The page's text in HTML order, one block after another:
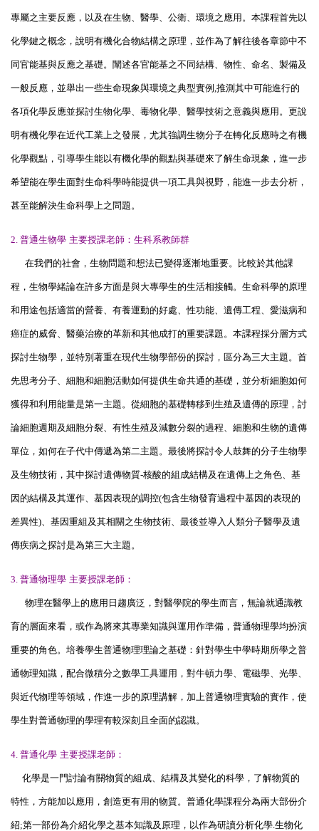
專屬之主要反應，以及在生物、醫學、公衛、環境之應用。本課程首先以
化學鍵之概念，說明有機化合物結構之原理，並作為了解往後各章節中不
同官能基與反應之基礎。闡述各官能基之不同結構、物性、命名、製備及
一般反應，並舉出一些生命現象與環境之典型實例 推測其中可能進行的
各項化學反應並探討生物化學、毒物化學、醫學技術之意義與應用。更說
明有機化學在近代工業上之發展，尤其強調生物分子在轉化反應時之有機
化學觀點，引導學生能以有機化學的觀點與基礎來了解生命現象，進一步
希望能在學生面對生命科學時能提供一項工具與視野，能進一步去分析，
甚至能解決生命科學上之問題。
2. 普通生物學 主要授課老師：生科系教師群
在我們的社會，生物問題和想法已變得逐漸地重要。比較於其他課
程，生物學緒論在許多方面是與大專學生的生活相接觸。生命科學的原理
和用途包括適當的營養、有養運動的好處、性功能、遺傳工程、愛滋病和
癌症的威脅、醫藥治療的革新和其他成打的重要課題。本課程採分層方式
探討生物學，並特別著重在現代生物學部份的探討，區分為三大主題。首
先思考分子、細胞和細胞活動如何提供生命共通的基礎，並分析細胞如何
獲得和利用能量是第一主題。從細胞的基礎轉移到生殖及遺傳的原理，討
論細胞週期及細胞分裂、有性生殖及減數分裂的過程、細胞和生物的遺傳
單位，如何在子代中傳遞為第二主題。最後將探討令人鼓舞的分子生物學
及生物技術，其中探討遺傳物質-核酸的組成結構及在遺傳上之角色、基
因的結構及其運作、基因表現的調控(包含生物發育過程中基因的表現的
差異性) 、基因重組及其相關之生物技術、最後並導入人類分子醫學及遺
傳疾病之探討是為第三大主題。
3. 普通物理學 主要授課老師：
物理在醫學上的應用日趨廣泛，對醫學院的學生而言，無論就通識教
育的層面來看，或作為將來其專業知識與運用作準備，普通物理學均扮演
重要的角色。培養學生普通物理理論之基礎：針對學生中學時期所學之普
通物理知識，配合微積分之數學工具運用，對牛頓力學、電磁學、光學、
與近代物理等領域，作進一步的原理講解，加上普通物理實驗的實作，使
學生對普通物理的學理有較深刻且全面的認識。
4. 普通化學 主要授課老師：
化學是一門討論有關物質的組成、結構及其變化的科學，了解物質的
特性，方能加以應用，創造更有用的物質。普通化學課程分為兩大部份介
紹;第一部份為介紹化學之基本知識及原理，以作為研讀分析化學 生物化